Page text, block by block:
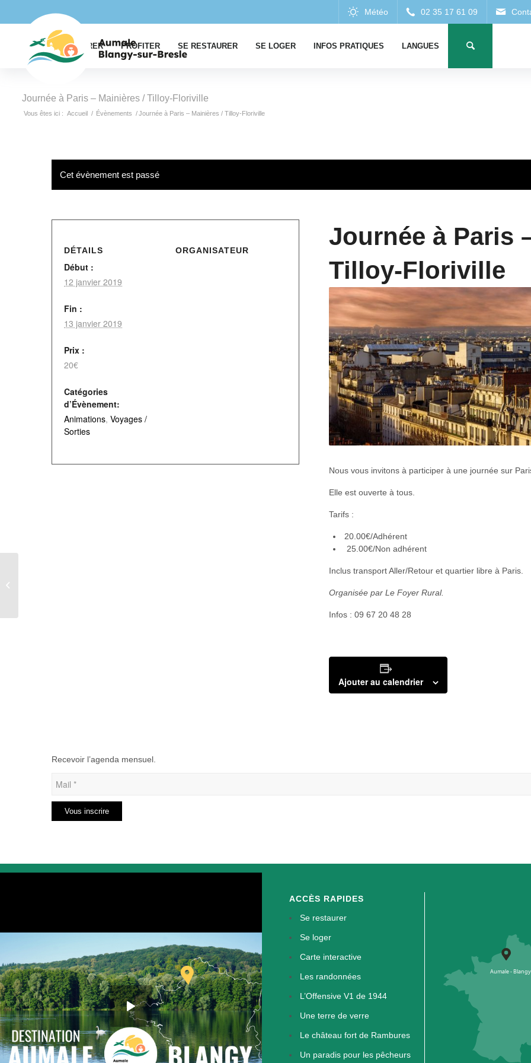
EXPLORER PROFITER SE RESTAURER SE LOGER INFOS PRATIQUES LANGUES
Journée à Paris – Mainières / Tilloy-Floriville
Vous êtes ici : Accueil / Évènements /Journée à Paris – Mainières / Tilloy-Floriville
Cet évènement est passé
Journée à Paris
Tilloy-Floriville
Nous vous invitons à participer à une journée sur
Elle est ouverte à tous.
Tarifs :
20.00€/Adhérent
25.00€/Non adhérent
Inclus transport Aller/Retour et quartier libre à Paris.
Organisée par Le Foyer Rural.
Infos : 09 67 20 48 28
Ajouter au calendrier
DÉTAILS
Début :
12 janvier 2019
Fin :
13 janvier 2019
Prix :
20€
Catégories
d’Évènement:
Animations, Voyages /
Sorties
ORGANISATEUR
Recevoir l’agenda mensuel.
ACCÈS RAPIDES
Se restaurer
Se loger
Carte interactive
Les randonnées
L’Offensive V1 de 1944
Une terre de verre
Le château fort de Rambures
Un paradis pour les pêcheurs